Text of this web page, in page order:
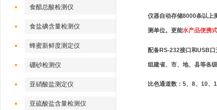
食醋总酸检测仪
食盐碘含量检测仪
蜂蜜新鲜度测定仪
硼砂检测仪
亚硝酸盐测定仪
亚硫酸盐含量检测仪
仪器自动存储8000条以上
测单位。更能水产品便携
配备RS-232接口和USB
组建省、市、地、县等各
比色通道数：5、8、10